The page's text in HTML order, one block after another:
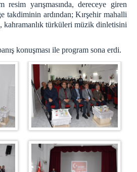
yarışmasında, dereceye giren
takdiminin ardından; Kırşehir mahalli
kahramanlık türküleri müzik dinletisini
ile program sona erdi.